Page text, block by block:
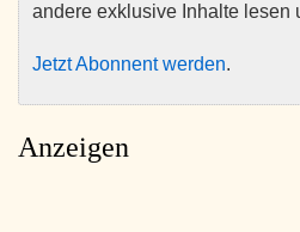
andere exklusive Inhalte lesen
Jetzt Abonnent werden.
Anzeigen